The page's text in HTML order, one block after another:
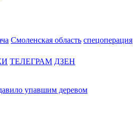
Смоленская область спецоперация
ТЕЛЕГРАМ ДЗЕН
упавшим деревом